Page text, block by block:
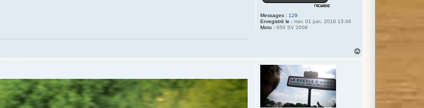
Messages : 129
Enregistré le : mer. 01 juin, 2016 13:46
Moto : 650 SV 2008